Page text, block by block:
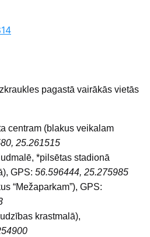
pagastā vairākās vietās
centram (blakus veikalam
25.261515
*pilsētas stadionā
GPS: 56.596444, 25.275985
“Mežaparkam”), GPS:
krastmalā),